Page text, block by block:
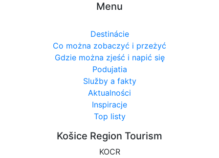
Menu
Destinácie
Co można zobaczyć i przeżyć
Gdzie można zjeść i napić się
Podujatia
Služby a fakty
Aktualności
Inspiracje
Top listy
Košice Region Tourism
KOCR